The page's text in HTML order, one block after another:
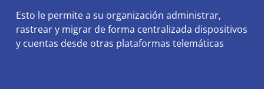
Esto le permite a su organización administrar,
rastrear y migrar de forma centralizada dispositivos
y cuentas desde otras plataformas telemáticas